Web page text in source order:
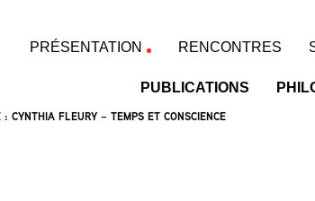
PRÉSENTATION RENCONTRES
PUBLICATIONS
CYNTHIA FLEURY – TEMPS ET CONSCIENCE